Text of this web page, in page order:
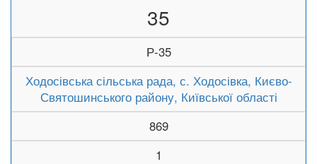
35
Р-35
Ходосівська сільська рада, с. Ходосівка, Києво-
Святошинського району, Київської області
869
1